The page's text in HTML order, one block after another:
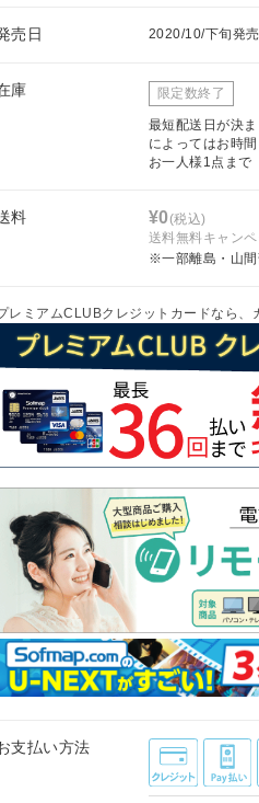
売日 2020/10/下旬発売
庫 限定数終了
最短配送日が決
によってはお時
お一人様1点まで
料 ¥0(税込)
送料無料キャン
※一部離島・山間
レミアムCLUBクレジットカードなら、
支払い方法